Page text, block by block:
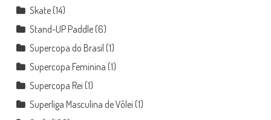
Skate(14)
Stand-UP Paddle(6)
Supercopa do Brasil (1)
Supercopa Feminina (1)
Supercopa Rei (1)
Superliga Masculina de Vôlei (1)